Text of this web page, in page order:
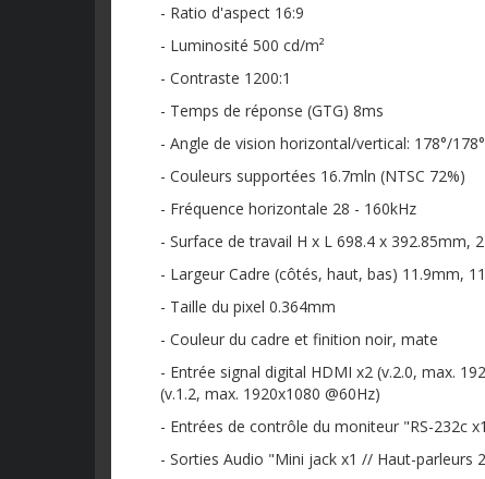
- Ratio d'aspect 16:9
- Luminosité 500 cd/m²
- Contraste 1200:1
- Temps de réponse (GTG) 8ms
- Angle de vision horizontal/vertical: 178°/
- Couleurs supportées 16.7mln (NTSC 72%)
- Fréquence horizontale 28 - 160kHz
- Surface de travail H x L 698.4 x 392.85mm,
- Largeur Cadre (côtés, haut, bas) 11.9mm,
- Taille du pixel 0.364mm
- Couleur du cadre et finition noir, mate
- Entrée signal digital HDMI x2 (v.2.0, max.
(v.1.2, max. 1920x1080 @60Hz)
- Entrées de contrôle du moniteur "RS-232c
- Sorties Audio "Mini jack x1 // Haut-parleurs